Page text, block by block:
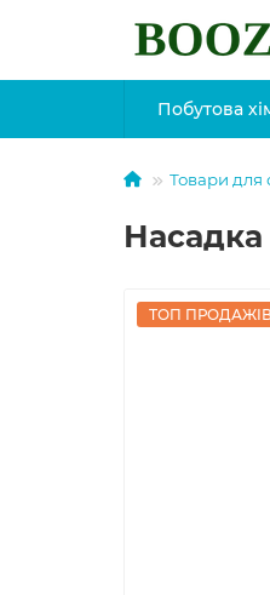
Побутова
Товари для
ТОП